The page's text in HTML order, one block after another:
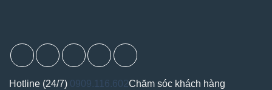
Hotline (24/7) 0909.116.602Chăm sóc khách hàng